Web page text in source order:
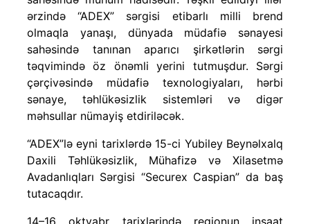
ərzində “ADEX” sərgisi etibarlı milli brend
olmaqla yanaşı, dünyada müdafiə sənayesi
sahəsində tanınan aparıcı şirkətlərin sərgi
təqvimində öz önəmli yerini tutmuşdur. Sərgi
çərçivəsində müdafiə texnologiyaları, hərbi
sənaye, təhlükəsizlik sistemləri və digər
məhsullar nümayiş etdiriləcək.
“ADEX”lə eyni tarixlərdə 15-ci Yubiley Beynəlxalq
Daxili Təhlükəsizlik, Mühafizə və Xilasetmə
Avadanlıqları Sərgisi “Securex Caspian” da baş
tutacaqdır.
14–16 oktyabr tarixlərində regionun inşaat